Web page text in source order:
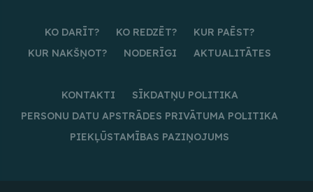
KO DARĪT? KO REDZĒT?
KUR PAĒST?
KUR NAKŠŅOT?
NODERĪGI AKTUALITĀTES
KONTAKTI
SĪKDATŅU POLITIKA
PERSONU DATU APSTRĀDES PRIVĀTUMA POLITIKA
PIEKĻŪSTAMĪBAS PAZIŅOJUMS